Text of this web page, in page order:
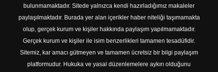
bulunmamaktadır. Sitede yalnızca kendi hazırladığımız makaleler
paylaşılmaktadır. Burada yer alan içerikler haber niteliği taşımamakta
olup, gerçek kurum ve kişiler hakkında paylaşım yapılmamaktadır.
Gerçek kurum ve kişiler ile isim benzerlikleri tamamen tesadüfidir.
Sitemiz, kar amacı gütmeyen ve tamamen ücretsiz bir bilgi paylaşım
platformudur. Hukuka ve yasal düzenlemelere aykırı olduğunu